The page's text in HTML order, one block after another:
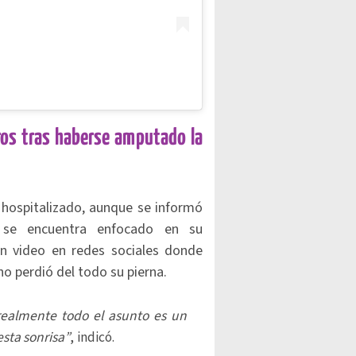
tras haberse amputado la
aunque se informó
encuentra enfocado en su
video en redes sociales donde
perdió del todo su pierna.
todo el asunto es un
sonrisa”, indicó.